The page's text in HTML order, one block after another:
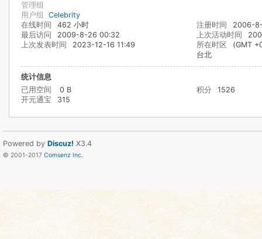
管理组
用户组 Celebrity
在线时间
462 小时 注册时间
2006-
最后访问
2009-8-26 00:32 上次活动时间
上次发表时间
2023-12-16 11:49 所在时区
(GMT
台北
统计信息
已用空间
0 B 积分
1526
开元通宝
315
Powered by Discuz! X3.4
© 2001-2017 Comsenz Inc.